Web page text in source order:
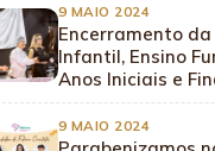
9 MAIO 2024
Encerramento
Infantil, Ensino
Anos Iniciais e
9 MAIO 2024